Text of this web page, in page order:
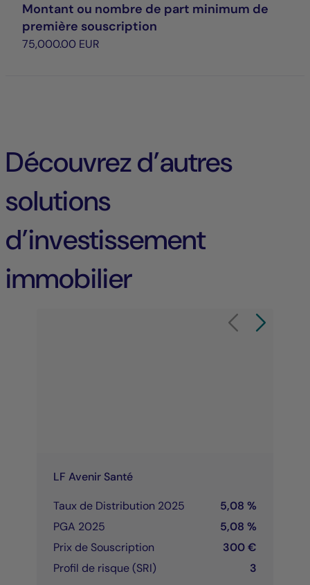
Montant ou nombre de part minimum de
première souscription
75,000.00 EUR
Découvrez d’autres
solutions
d’investissement
immobilier
Carrousel de
Carrousel
LF Avenir Santé
Taux de Distribution 2025
5,08 %
PGA 2025
5,08 %
Prix de Souscription
300 €
Profil de risque (SRI)
3